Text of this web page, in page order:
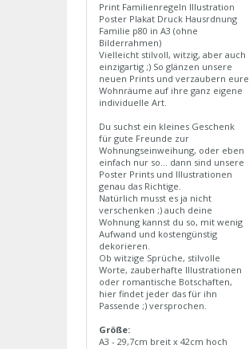
Print Familienregeln Illustration
Poster Plakat Druck Hausrdnung
Familie p80 in A3 (ohne
Bilderrahmen)
Vielleicht stilvoll, witzig, aber auch
einzigartig ;) So glänzen unsere
neuen Prints und verzaubern eure
Wohnräume auf ihre ganz eigene
individuelle Art.
Du suchst ein kleines Geschenk
für gute Freunde zur
Wohnungseinweihung, oder eben
einfach nur so... dann sind unsere
Poster Prints und Illustrationen
genau das Richtige.
Natürlich musst es ja nicht
verschenken ;) auch deine
Wohnung kannst du so, mit wenig
Aufwand und kostengünstig
dekorieren.
Ob witzige Sprüche, stilvolle
Worte, zauberhafte Illustrationen
oder romantische Botschaften,
hier findet jeder das für ihn
Passende ;) versprochen.
Größe:
A3 - 29,7cm breit x 42cm hoch